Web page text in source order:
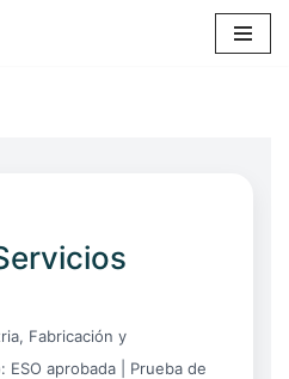
Fabricación y
ESO aprobada | Prueba de